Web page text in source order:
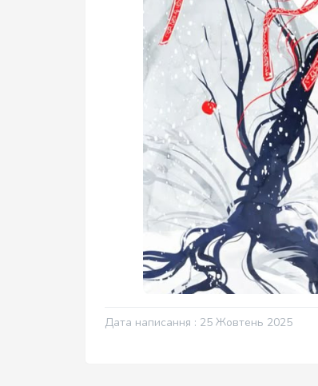
Дата написання : 25 Жовтень 2025